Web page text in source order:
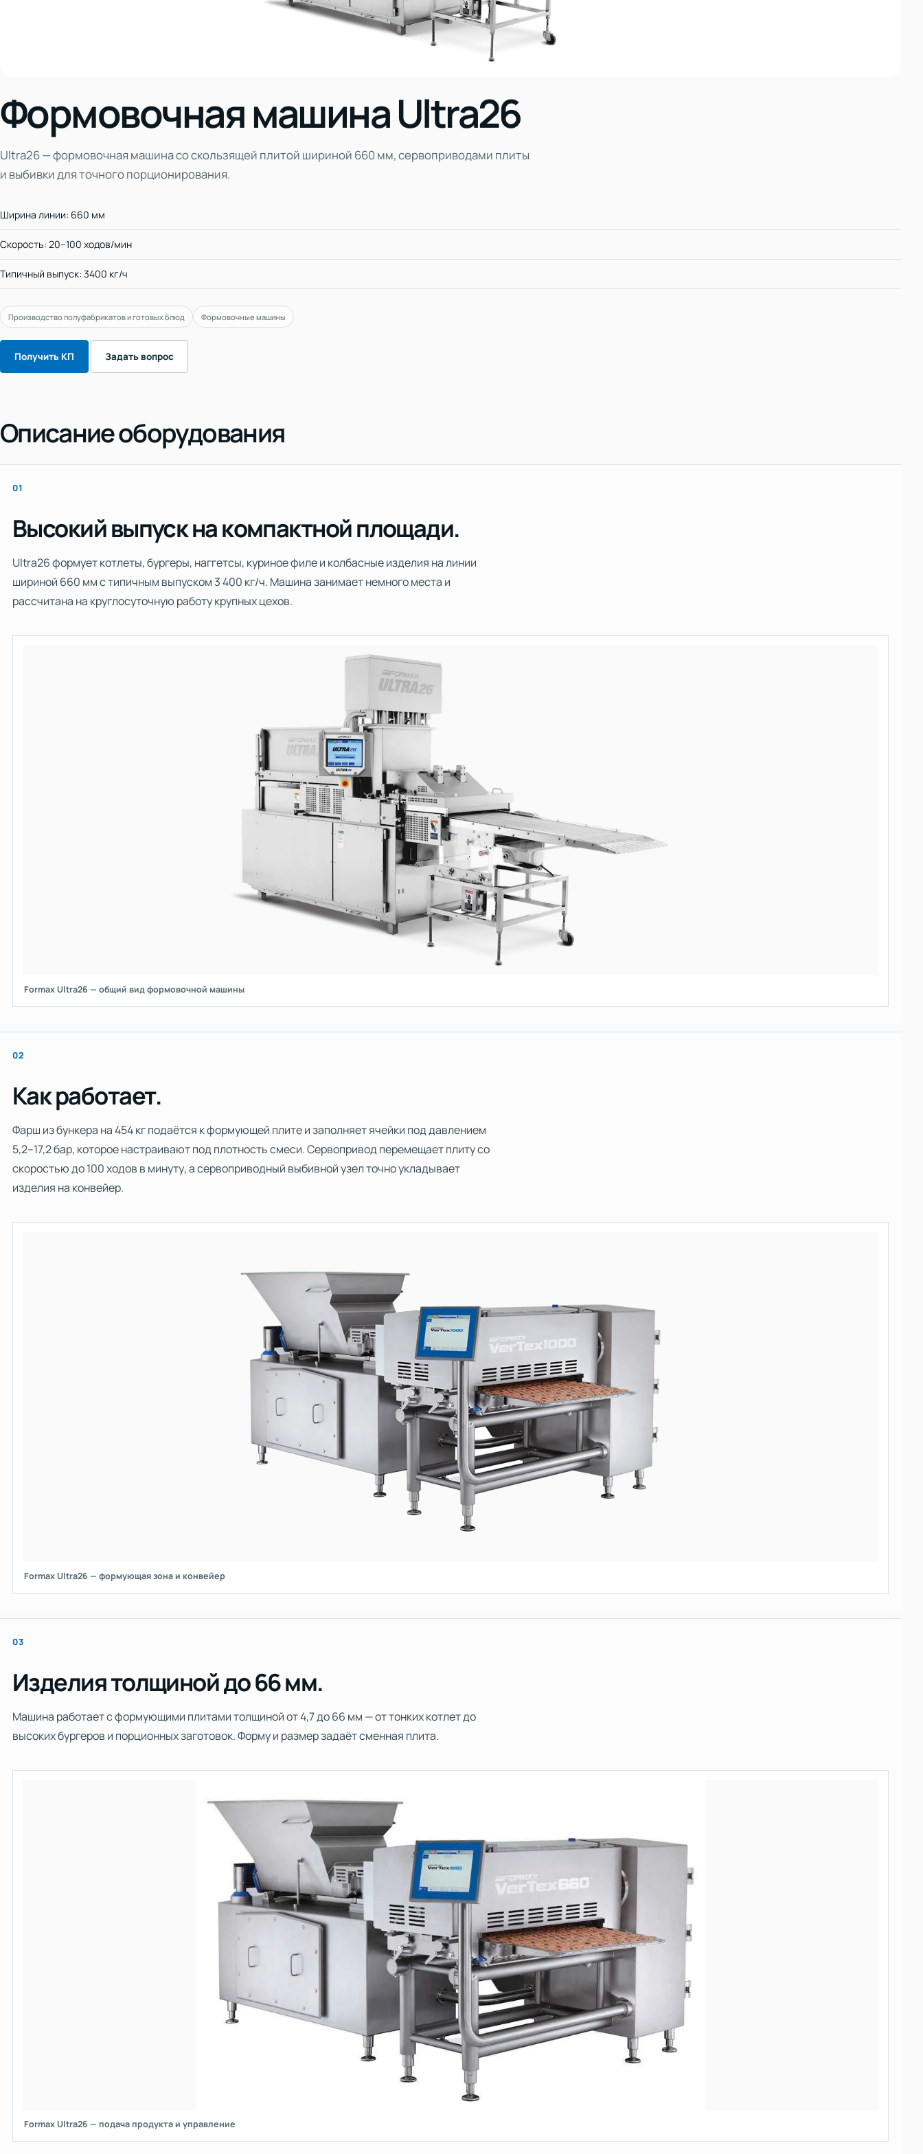
Формовочная машина Ultra26
Ultra26 — формовочная машина со скользящей плитой шириной 660 мм, сервоприводами плиты
и выбивки для точного порционирования.
Ширина линии: 660 мм
Скорость: 20–100 ходов/мин
Типичный выпуск: 3400 кг/ч
Производство полуфабрикатов и готовых блюд Формовочные машины
Получить КП Задать вопрос
Описание оборудования
01
Высокий выпуск на компактной площади.
Ultra26 формует котлеты, бургеры, наггетсы, куриное филе и колбасные изделия на линии
шириной 660 мм с типичным выпуском 3 400 кг/ч. Машина занимает немного места и
рассчитана на круглосуточную работу крупных цехов.
Formax Ultra26 — общий вид формовочной машины
02
Как работает.
Фарш из бункера на 454 кг подаётся к формующей плите и заполняет ячейки под давлением
5,2–17,2 бар, которое настраивают под плотность смеси. Сервопривод перемещает плиту со
скоростью до 100 ходов в минуту, а сервоприводный выбивной узел точно укладывает
изделия на конвейер.
Formax Ultra26 — формующая зона и конвейер
03
Изделия толщиной до 66 мм.
Машина работает с формующими плитами толщиной от 4,7 до 66 мм — от тонких котлет до
высоких бургеров и порционных заготовок. Форму и размер задаёт сменная плита.
Formax Ultra26 — подача продукта и управление